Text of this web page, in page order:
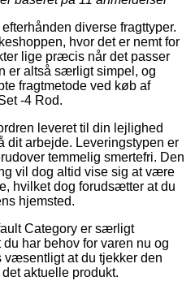
diverse fragttyper.
hvor det er nemt for
lige præcis når det passer
er altså særligt simpel, og
fragtmetode ved køb af
-4 Rod.
leveret til din lejlighed
dit arbejde. Leveringstypen er
temmelig smertefri. Den
vil dog altid vise sig at være
hvilket dog forudsætter at du
hjemsted.
Category er særligt
har behov for varen nu og
væsentligt at du tjekker den
aktuelle produkt.